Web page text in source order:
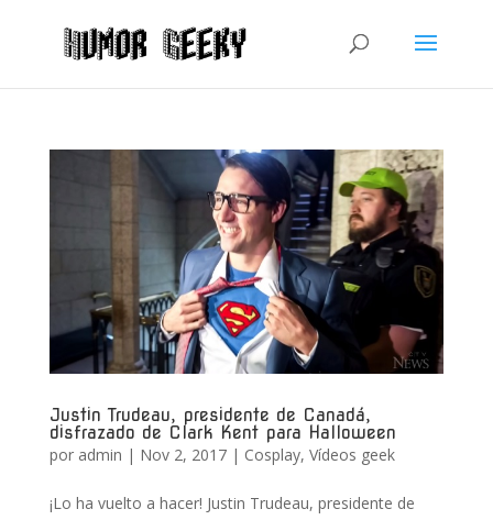
Justin Trudeau, presidente de Canadá,
disfrazado de Clark Kent para Halloween
por admin | Nov 2, 2017| Cosplay, Vídeos geek
¡Lo ha vuelto a hacer! Justin Trudeau, presidente de